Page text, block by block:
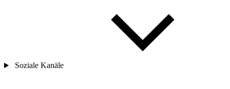
Soziale Kanäle